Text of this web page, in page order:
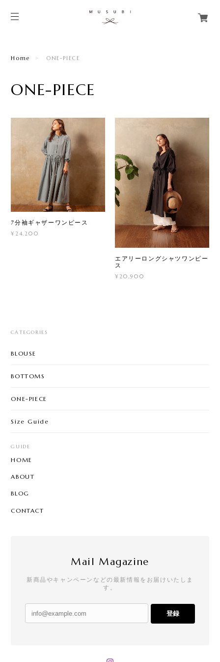
Home ONE-PIECE
ONE-PIECE
7分袖ギャザーワンピース
¥24,200
エアリーロングシャツワンピー
ス
¥20,900
CATEGORIES
BLOUSE
BOTTOMS
ONE-PIECE
Size Guide
GUIDE
HOME
ABOUT
BLOG
CONTACT
Mail Magazine
新商品やキャンペーンなどの最新情報をお届けいたしま
す。
登録